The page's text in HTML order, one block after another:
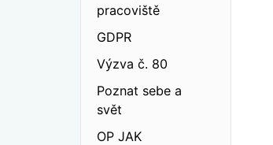
pracoviště
GDPR
Výzva č. 80
Poznat sebe a
svět
OP JAK